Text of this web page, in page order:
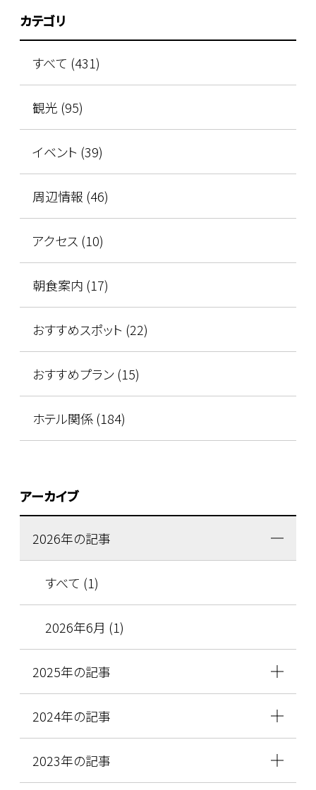
カテゴリ
すべて (431)
観光 (95)
イベント (39)
周辺情報 (46)
アクセス (10)
朝食案内 (17)
おすすめスポット (22)
おすすめプラン (15)
ホテル関係 (184)
アーカイブ
2026年の記事
すべて (1)
2026年6月 (1)
2025年の記事
2024年の記事
2023年の記事